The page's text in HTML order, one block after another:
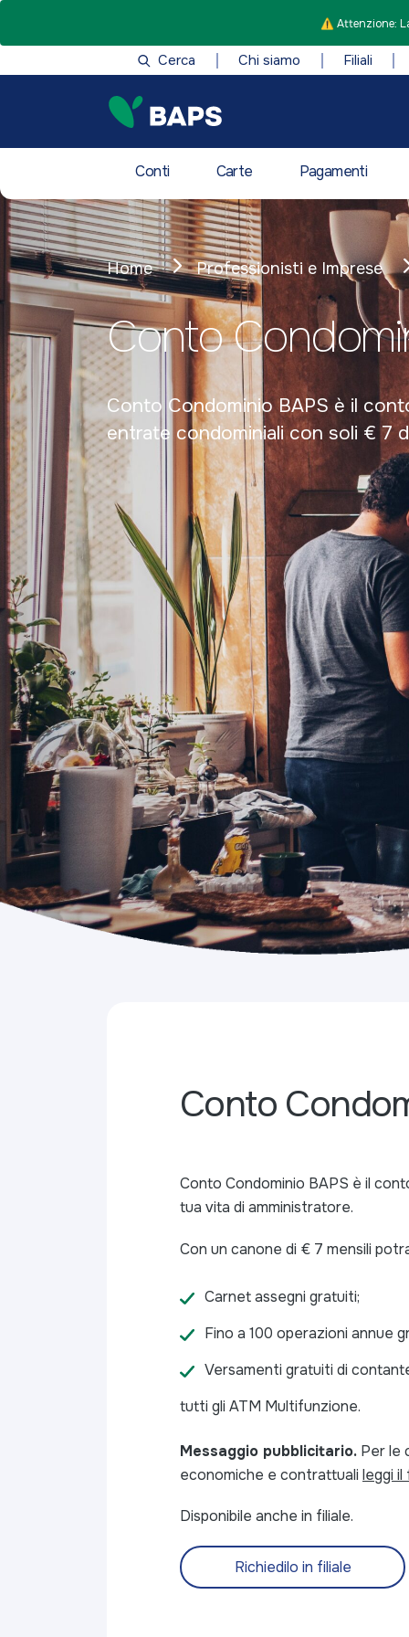
⚠️ Attenzione:
Cerca Chi siamo Filiali
Conti Carte Pagamenti
Home Professionisti e Imprese
Conto
Conto Condominio BAPS è il
entrate condominiali con soli € 7
Conto
Conto Condominio BAPS è il
tua vita di amministratore.
Con un canone di € 7 mensili
Carnet assegni gratuiti;
Fino a 100 operazioni annue
Versamenti gratuiti di
tutti gli ATM Multifunzione.
Messaggio pubblicitario. Per le
economiche e contrattuali leggi
Disponibile anche in filiale.
Richiedilo in filiale